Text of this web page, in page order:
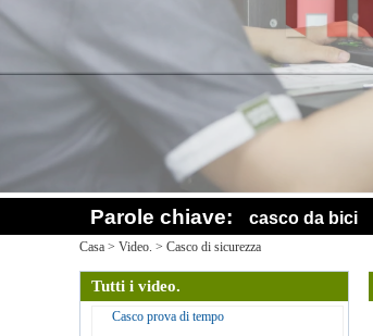
Parole chiave: casco da bici
Casa > Video. > Casco di sicurezza
Tutti i video.
Casco prova di tempo